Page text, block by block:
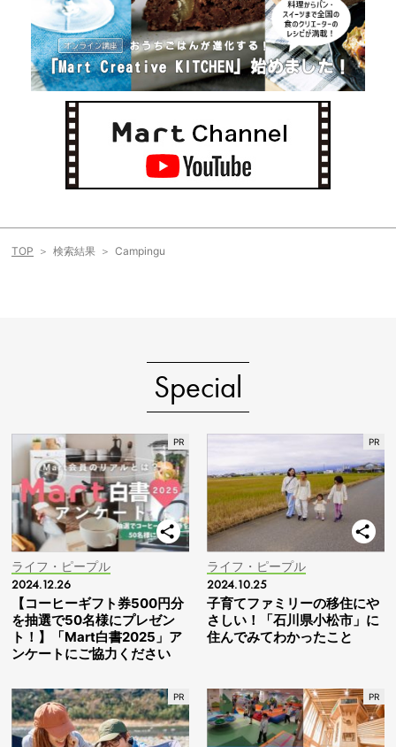
TOP 検索結果 Campingu
Special
ライフ・ピープル
2024.12.26
【コーヒーギフト券500円分
を抽選で50名様にプレゼン
ト！】「Mart白書2025」ア
ンケートにご協力ください
ライフ・ピープル
2024.10.25
子育てファミリーの移住にや
さしい！「石川県小松市」に
住んでみてわかったこと